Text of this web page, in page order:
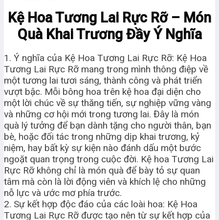
Kệ Hoa Tương Lai Rực Rỡ – Món
Quà Khai Trương Đầy Ý Nghĩa
1. Ý nghĩa của Kệ Hoa Tương Lai Rực Rỡ: Kệ Hoa
Tương Lai Rực Rỡ mang trong mình thông điệp về
một tương lai tươi sáng, thành công và phát triển
vượt bậc. Mỗi bông hoa trên kệ hoa đại diện cho
một lời chúc về sự thăng tiến, sự nghiệp vững vàng
và những cơ hội mới trong tương lai. Đây là món
quà lý tưởng để bạn dành tặng cho người thân, bạn
bè, hoặc đối tác trong những dịp khai trương, kỷ
niệm, hay bất kỳ sự kiện nào đánh dấu một bước
ngoặt quan trọng trong cuộc đời. Kệ hoa Tương Lai
Rực Rỡ không chỉ là món quà để bày tỏ sự quan
tâm mà còn là lời động viên và khích lệ cho những
nỗ lực và ước mơ phía trước.
2. Sự kết hợp độc đáo của các loài hoa: Kệ Hoa
Tương Lai Rực Rỡ được tạo nên từ sự kết hợp của